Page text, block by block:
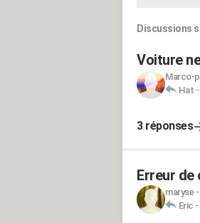
Discussions
Voiture
Marco-
Hat -
3 réponses
Erreur de
maryse-
Eric -